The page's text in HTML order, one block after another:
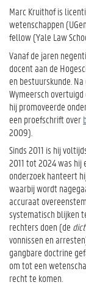
Marc Kruithof is
wetenschappen
fellow (Yale Law
Vanaf de jaren
docent aan de
en bestuurskunde.
Wymeersch
hij promoveerde
een proefschrift over
2009).
Sinds 2011 is hij
2011 tot 2024 was
onderzoek hanteert
waarbij wordt
accuraat
systematisch blijken
rechters doen (de
vonnissen en
gangbare doctrine
om tot een
recht te komen.